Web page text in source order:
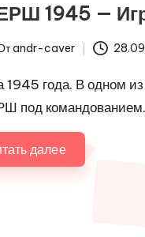
1945 —
andr-caver
1945 года. В одном
под
далее